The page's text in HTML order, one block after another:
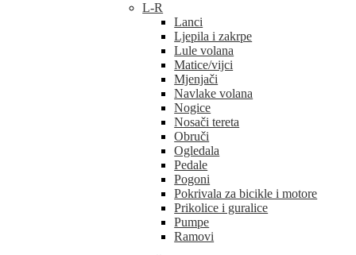
L-R
Lanci
Ljepila i zakrpe
Lule volana
Matice/vijci
Mjenjači
Navlake volana
Nogice
Nosači tereta
Obruči
Ogledala
Pedale
Pogoni
Pokrivala za bicikle i motore
Prikolice i guralice
Pumpe
Ramovi